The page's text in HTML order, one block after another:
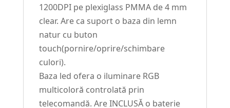
1200DPI pe plexiglass PMMA de 4 mm
clear. Are ca suport o baza din lemn
natur cu buton
touch(pornire/oprire/schimbare
culori).
Baza led ofera o iluminare RGB
multicoloră controlată prin
telecomandă. Are INCLUSĂ o baterie